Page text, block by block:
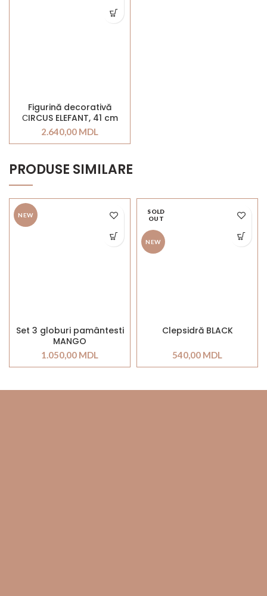
Figurină decorativă
СIRCUS ELEFANT, 41 cm
2.640,00 MDL
PRODUSE SIMILARE
NEW
Set 3 globuri pamântesti
MANGO
1.050,00 MDL
SOLD
OUT
NEW
Clepsidră BLACK
540,00 MDL